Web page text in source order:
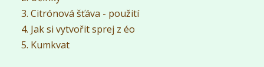
Citrónová šťáva - použití
Jak si vytvořit sprej z éo
Kumkvat